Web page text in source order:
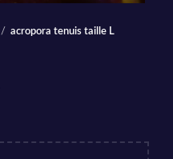
acropora tenuis taille L